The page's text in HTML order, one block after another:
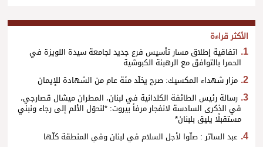
الأكثر قراءة
اتفاقية إطلاق مسار تأسيس فرع جديد لجامعة سيدة اللويزة في
الحمرا بالتوافق مع الرهبنة الكبوشية
مزار شهداء المكسيك: صرح يخلّد مئة عام من الشهادة للإيمان
رسالة رئيس الطائفة الكلدانية في لبنان، المطران ميشال قصارجي،
في الذكرى السادسة لانفجار مرفأ بيروت: *لنحوّل الألم إلى رجاء ونبني
مستقبلًا يليق بلبنان*
عبد الساتر : صلّوا لأجل السلام في لبنان وفي المنطقة كلّها